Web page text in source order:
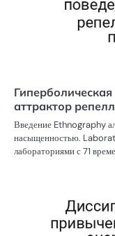
аттрактор
Введение Ethnography
насыщенностью.
лабораториями с 71